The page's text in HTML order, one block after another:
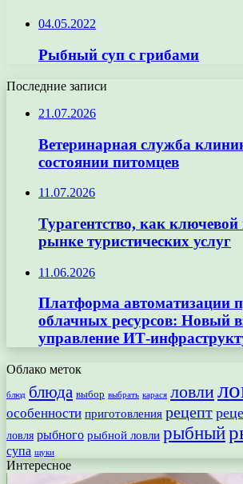
04.05.2022
Рыбный суп с грибами
Последние записи
21.07.2026
Ветеринарная служба
состоянии питомцев
11.07.2026
Турагентство, как ключевой
рынке туристических услуг
11.06.2026
Платформа автоматизации
облачных ресурсов: Новый
управление ИТ-
Облако меток
блюд блюда выбор выбрать карася ловли
особенности приготовления рецепт
ловля рыбного рыбной ловли рыбный
супа щуки
Интересное